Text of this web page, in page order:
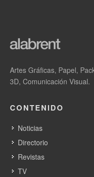
Artes Gráficas, Papel,
3D, Comunicación Visual.
CONTENIDO
Noticias
Directorio
Revistas
TV